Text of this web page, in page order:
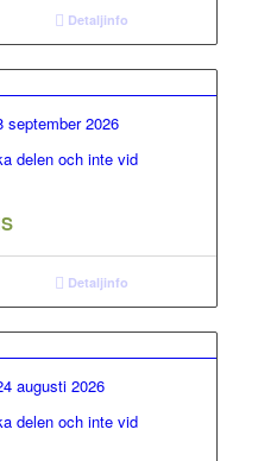
Detaljinfo
september 2026
delen och inte vid
Detaljinfo
augusti 2026
delen och inte vid